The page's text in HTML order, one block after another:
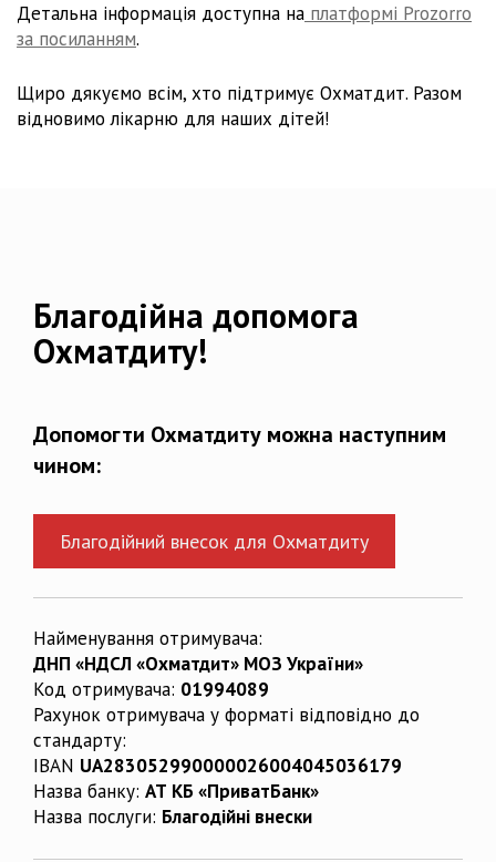
Детальна інформація доступна на платформі Prozorro
за посиланням.
Щиро дякуємо всім, хто підтримує Охматдит. Разом
відновимо лікарню для наших дітей!
Благодійна допомога
Охматдиту!
Допомогти Охматдиту можна наступним
чином:
Благодійний внесок для Охматдиту
Найменування отримувача:
ДНП «НДСЛ «Охматдит» МОЗ України»
Код отримувача: 01994089
Рахунок отримувача у форматі відповідно до
стандарту:
IBAN UA283052990000026004045036179
Назва банку: АТ КБ «ПриватБанк»
Назва послуги: Благодійні внески